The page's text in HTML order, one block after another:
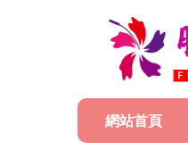
網站首頁